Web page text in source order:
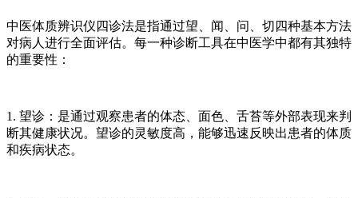
中医体质辨识仪四诊法是指通过望、闻、问、切四种基本方法
对病人进行全面评估。每一种诊断工具在中医学中都有其独特
的重要性：
1. 望诊：是通过观察患者的体态、面色、舌苔等外部表现来判
断其健康状况。望诊的灵敏度高，能够迅速反映出患者的体质
和疾病状态。